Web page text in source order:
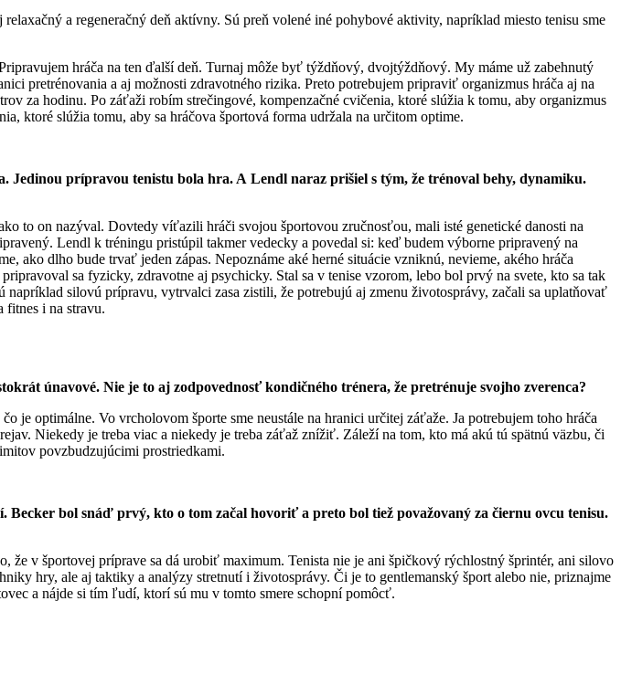
a regeneračný deň aktívny. Sú preň volené iné pohybové aktivity, napríklad miesto tenisu sme
hráča na ten ďalší deň. Turnaj môže byť týždňový, dvojtýždňový. My máme už zabehnutý
pretrénovania a aj možnosti zdravotného rizika. Preto potrebujem pripraviť organizmus hráča aj na
za hodinu. Po záťaži robím strečingové, kompenzačné cvičenia, ktoré slúžia k tomu, aby organizmus
ktoré slúžia tomu, aby sa hráčova športová forma udržala na určitom optime.
prípravou tenistu bola hra. A Lendl naraz prišiel s tým, že trénoval behy, dynamiku.
to on nazýval. Dovtedy víťazili hráči svojou športovou zručnosťou, mali isté genetické danosti na
Lendl k tréningu pristúpil takmer vedecky a povedal si: keď budem výborne pripravený na
ako dlho bude trvať jeden zápas. Nepoznáme aké herné situácie vzniknú, nevieme, akého hráča
sa fyzicky, zdravotne aj psychicky. Stal sa v tenise vzorom, lebo bol prvý na svete, kto sa tak
silovú prípravu, vytrvalci zasa zistili, že potrebujú aj zmenu životosprávy, začali sa uplatňovať
i na stravu.
únavové. Nie je to aj zodpovednosť kondičného trénera, že pretrénuje svojho zverenca?
optimálne. Vo vrcholovom športe sme neustále na hranici určitej záťaže. Ja potrebujem toho hráča
Niekedy je treba viac a niekedy je treba záťaž znížiť. Záleží na tom, kto má akú tú spätnú väzbu, či
povzbudzujúcimi prostriedkami.
Becker bol snáď prvý, kto o tom začal hovoriť a preto bol tiež považovaný za čiernu ovcu tenisu.
že v športovej príprave sa dá urobiť maximum. Tenista nie je ani špičkový rýchlostný šprintér, ani silovo
hry, ale aj taktiky a analýzy stretnutí i životosprávy. Či je to gentlemanský šport alebo nie, priznajme
a nájde si tím ľudí, ktorí sú mu v tomto smere schopní pomôcť.